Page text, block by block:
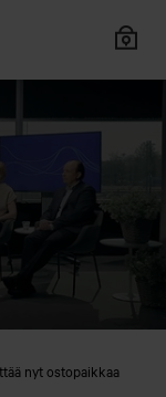
nyt ostopaikkaa